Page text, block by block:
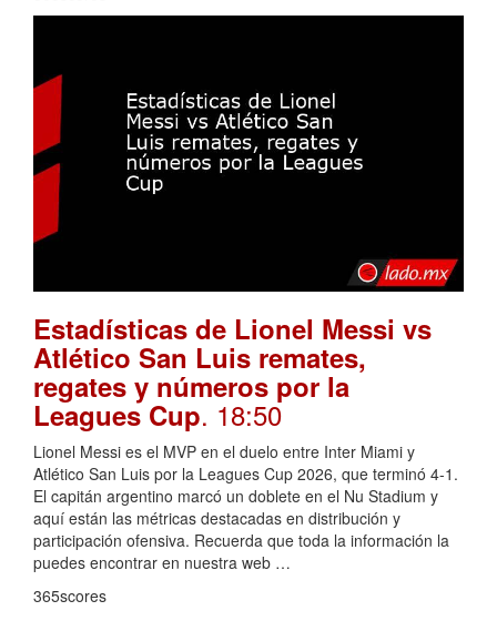
Estadísticas de Lionel Messi vs
Atlético San Luis remates,
regates y números por la
Leagues Cup. 18:50
Lionel Messi es el MVP en el duelo entre Inter Miami y
Atlético San Luis por la Leagues Cup 2026, que terminó 4-1.
El capitán argentino marcó un doblete en el Nu Stadium y
aquí están las métricas destacadas en distribución y
participación ofensiva. Recuerda que toda la información la
puedes encontrar en nuestra web …
365scores